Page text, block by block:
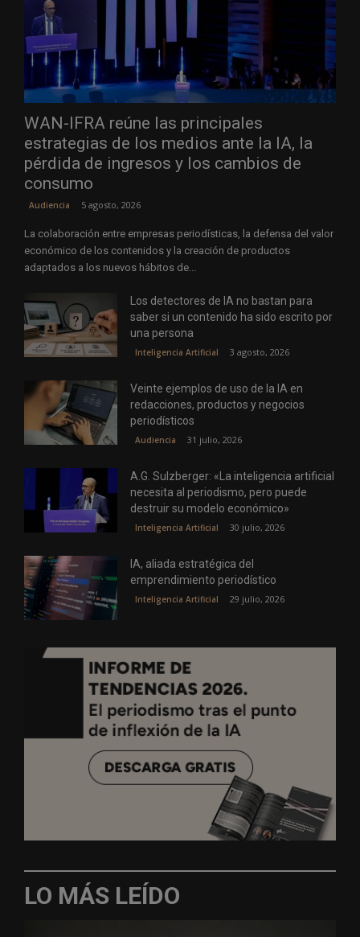
WAN-IFRA reúne las principales
estrategias de los medios ante la IA, la
pérdida de ingresos y los cambios de
consumo
Audiencia 5 agosto, 2026
La colaboración entre empresas periodísticas, la defensa del valor
económico de los contenidos y la creación de productos
adaptados a los nuevos hábitos de...
Los detectores de IA no bastan para
saber si un contenido ha sido escrito por
una persona
Inteligencia Artificial 3 agosto, 2026
Veinte ejemplos de uso de la IA en
redacciones, productos y negocios
periodísticos
Audiencia 31 julio, 2026
A.G. Sulzberger: «La inteligencia artificial
necesita al periodismo, pero puede
destruir su modelo económico»
Inteligencia Artificial 30 julio, 2026
IA, aliada estratégica del
emprendimiento periodístico
Inteligencia Artificial 29 julio, 2026
LO MÁS LEÍDO